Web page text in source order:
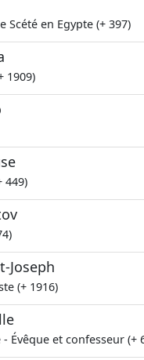
Scété en Egypte (+ 397)
1909)
449)
Joseph
(+ 1916)
Évêque et confesseur (+